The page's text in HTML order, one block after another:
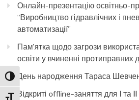
Toggle High Contrast
Онлайн-презентацію освітньо-
“Виробництво гідравлічних і
автоматизації”
Пам’ятка щодо загрози
освіти у вчиненні протиправних
День народження Тараса
Відкриті offline-заняття для І та